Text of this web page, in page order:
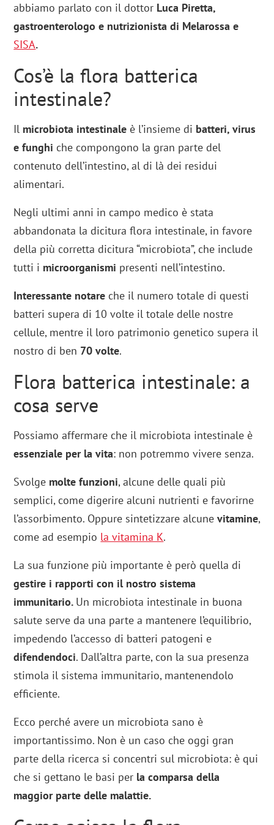
abbiamo parlato con il dottor Luca Piretta,
gastroenterologo e nutrizionista di Melarossa e
SISA.
Cos’è la flora batterica
intestinale?
Il microbiota intestinale è l’insieme di batteri, virus
e funghi che compongono la gran parte del
contenuto dell’intestino, al di là dei residui
alimentari.
Negli ultimi anni in campo medico è stata
abbandonata la dicitura flora intestinale, in favore
della più corretta dicitura “microbiota”, che include
tutti i microorganismi presenti nell’intestino.
Interessante notare che il numero totale di questi
batteri supera di 10 volte il totale delle nostre
cellule, mentre il loro patrimonio genetico supera il
nostro di ben 70 volte.
Flora batterica intestinale: a
cosa serve
Possiamo affermare che il microbiota intestinale è
essenziale per la vita: non potremmo vivere senza.
Svolge molte funzioni, alcune delle quali più
semplici, come digerire alcuni nutrienti e favorirne
l’assorbimento. Oppure sintetizzare alcunevitamine,
come ad esempio la vitamina K.
La sua funzione più importante è però quella di
gestire i rapporti con il nostro sistema
immunitario. Un microbiota intestinale in buona
salute serve da una parte a mantenere l’equilibrio,
impedendo l’accesso di batteri patogeni e
difendendoci. Dall’altra parte, con la sua presenza
stimola il sistema immunitario, mantenendolo
efficiente.
Ecco perché avere un microbiota sano è
importantissimo. Non è un caso che oggi gran
parte della ricerca si concentri sul microbiota: è qui
che si gettano le basi per la comparsa della
maggior parte delle malattie.